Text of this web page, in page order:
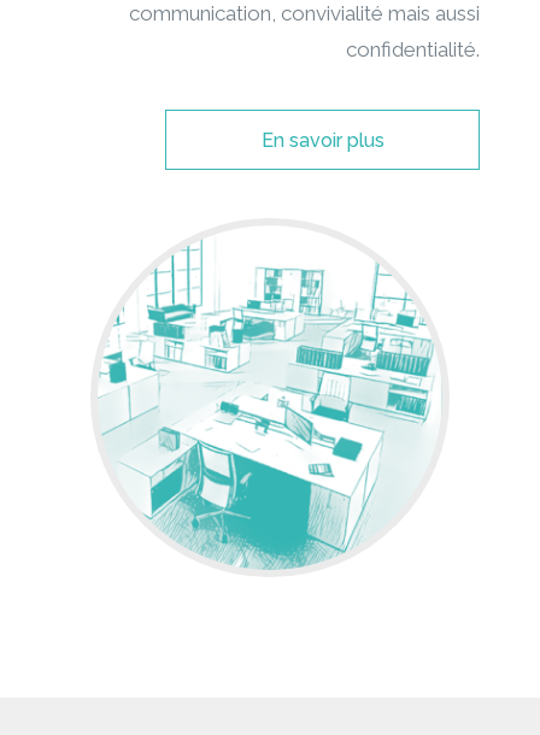
communication, convivialité mais aussi
confidentialité.
En savoir plus